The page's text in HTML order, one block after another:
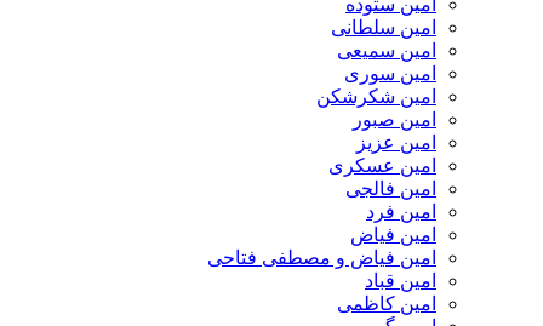
امین ستوده
امین سلطانی
امین سمیعی
امین سوری
امین شکرشکن
امین صبور
امین عزیز
امین عسکری
امین فالجی
امین فرد
امین فیاض
امین فیاض و مصطفی فتاحی
امین قباد
امین کاظمی